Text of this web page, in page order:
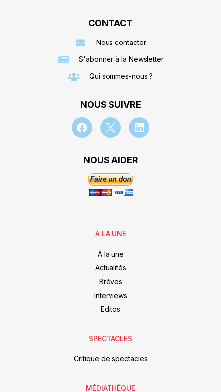
CONTACT
Nous contacter
S'abonner à la Newsletter
Qui sommes-nous ?
NOUS SUIVRE
NOUS AIDER
À LA UNE
À la une
Actualités
Brèves
Interviews
Editos
SPECTACLES
Critique de spectacles
MÉDIATHÈQUE